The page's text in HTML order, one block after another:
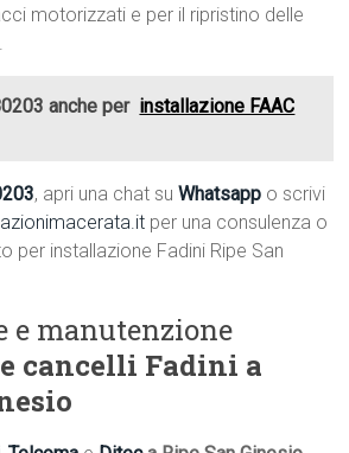
motorizzati e per il ripristino delle
anche per installazione FAAC
, apri una chat suWhatsapp o scrivi
per una consulenza o
per installazione Fadini Ripe San
e manutenzione
cancelli Fadini a